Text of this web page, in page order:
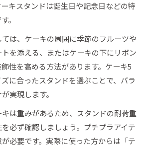
キスタンドは誕生日や記念日などの特
。
は、ケーキの周囲に季節のフルーツや
を添える、またはケーキの下にリボン
性を高める方法があります。ケーキ5
に合ったスタンドを選ぶことで、バラ
実現します。
は重みがあるため、スタンドの耐荷重
必ず確認しましょう。プチプラアイテ
必要です。実際に使った方からは「テ